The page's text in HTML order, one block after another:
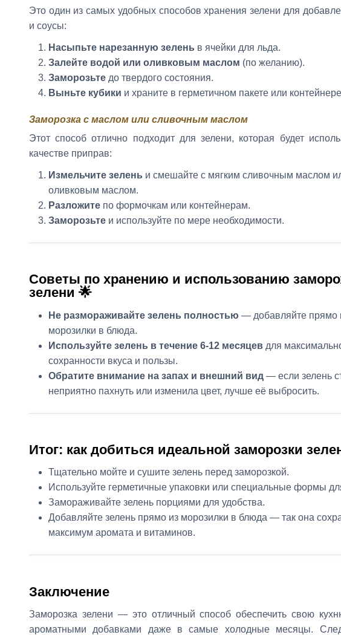
Это один из самых удобных способов хранения зелени для
и соусы:
Насыпьте нарезанную зелень в ячейки для льда.
Залейте водой или оливковым маслом (по желанию).
Заморозьтедо твердого состояния.
Выньте кубики и храните в герметичном пакете или
Заморозка с маслом или сливочным маслом
Этот способ отлично подходит для зелени, которая будет
качестве приправ:
Измельчите зелень и смешайте с мягким сливочным маслом
оливковым маслом.
Разложитепо формочкам или контейнерам.
Заморозьтеи используйте по мере необходимости.
Советы по хранению и использованию
зелени 🌟
Не размораживайте зелень полностью — добавляйте прямо
морозилки в блюда.
Используйте зелень в течение 6-12 месяцевдля
сохранности вкуса и пользы.
Обратите внимание на запах и внешний вид— если зелень
неприятно пахнуть или изменила цвет, лучше её выбросить.
Итог: как добиться идеальной заморозки
Тщательно мойте и сушите зелень перед заморозкой.
Используйте герметичные упаковки или специальные формы
Замораживайте зелень порциями для удобства.
Добавляйте зелень прямо из морозилки в блюда — так она
максимум аромата и витаминов.
Заключение
Заморозка зелени — это отличный способ обеспечить свою
ароматными добавками даже в самые холодные месяцы.